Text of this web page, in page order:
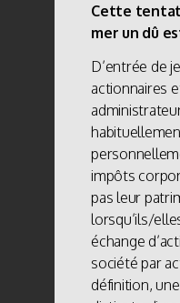
Cette
mer un dû
D’entrée de
actionnaires
impôts
pas leur
lorsqu’ils/
échange
société par
définition,